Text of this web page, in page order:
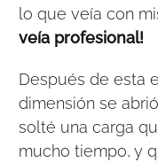
lo que veía con
veía profesional!
Después de esta
dimensión se
solté una carga
mucho tiempo, y